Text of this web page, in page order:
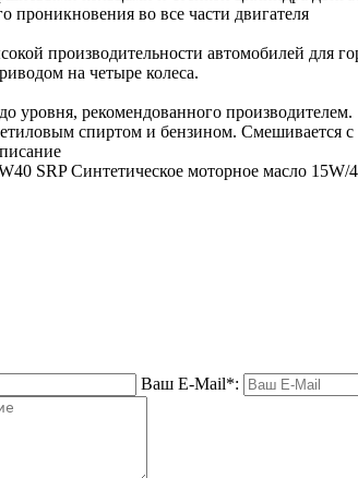
проникновения во все части двигателя
производительности автомобилей
на четыре колеса.
рекомендованного производителем.
спиртом и бензином. Смешивается
SRP Синтетическое моторное масло 15W/
Ваш E-Mail*: